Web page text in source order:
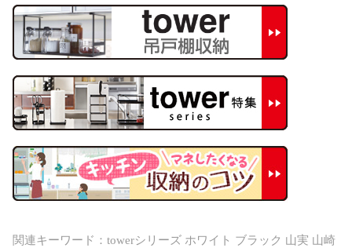
関連キーワード：towerシリーズ ホワイト ブラック 山実 山崎